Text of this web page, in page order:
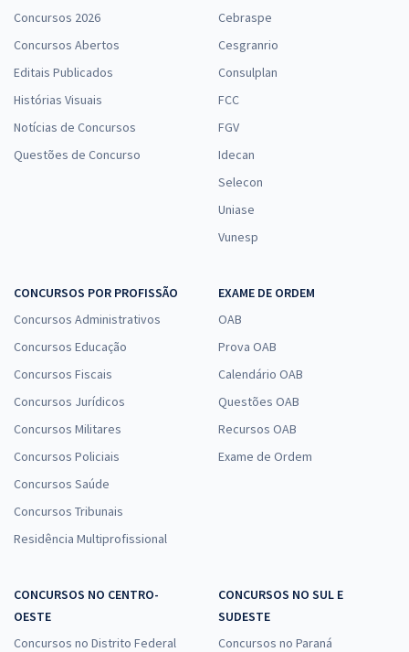
Concursos 2026
Concursos Abertos
Editais Publicados
Histórias Visuais
Notícias de Concursos
Questões de Concurso
Cebraspe
Cesgranrio
Consulplan
FCC
FGV
Idecan
Selecon
Uniase
Vunesp
CONCURSOS POR PROFISSÃO
Concursos Administrativos
Concursos Educação
Concursos Fiscais
Concursos Jurídicos
Concursos Militares
Concursos Policiais
Concursos Saúde
Concursos Tribunais
Residência Multiprofissional
EXAME DE ORDEM
OAB
Prova OAB
Calendário OAB
Questões OAB
Recursos OAB
Exame de Ordem
CONCURSOS NO CENTRO-
OESTE
Concursos no Distrito Federal
CONCURSOS NO SUL E
SUDESTE
Concursos no Paraná